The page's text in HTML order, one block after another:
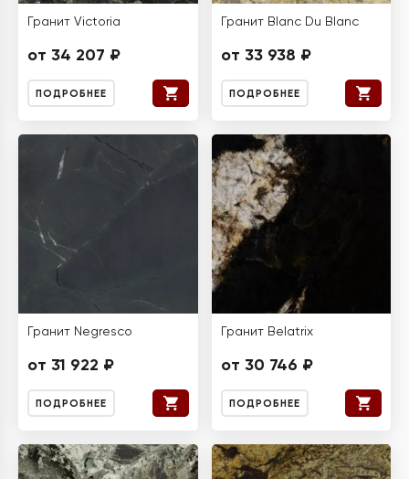
Гранит Victoria
от 34 207 ₽
ПОДРОБНЕЕ
Гранит Blanc Du Blanc
от 33 938 ₽
ПОДРОБНЕЕ
Гранит Negresco
от 31 922 ₽
ПОДРОБНЕЕ
Гранит Belatrix
от 30 746 ₽
ПОДРОБНЕЕ